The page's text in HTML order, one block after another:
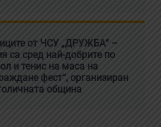
от ЧСУ „ДРУЖБА“ –
са сред най-добрите по
и тенис на маса на
фест“, организиран
община